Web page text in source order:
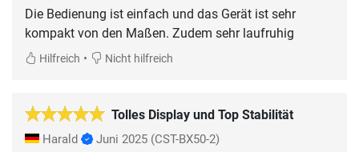
Die Bedienung ist einfach und das Gerät ist sehr
kompakt von den Maßen. Zudem sehr laufruhig
Hilfreich • Nicht hilfreich
Tolles Display und Top Stabilität
Harald Juni 2025 (CST-BX50-2)